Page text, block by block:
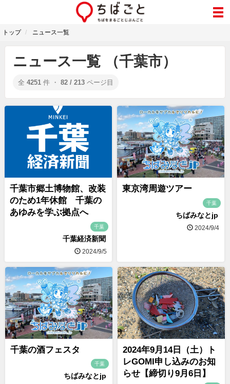
トップ ニュース一覧
ニュース一覧 （千葉市）
全 4251 件 ・ 82 / 213 ページ目
千葉市郷土博物館、改装
のため1年休館 千葉の
あゆみを学ぶ拠点へ
千葉
千葉経済新聞
2024/9/5
東京湾周遊ツアー
千葉
ちばみなとjp
2024/9/4
千葉の酒フェスタ
千葉
ちばみなとjp
2024年9月14日（土）ト
レGOMI申し込みのお知
らせ【締切り9月6日】